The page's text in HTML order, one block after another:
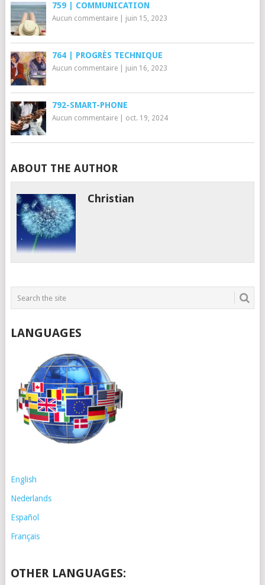
759 | COMMUNICATION
Aucun commentaire| juin 15, 2023
764 | PROGRÈS TECHNIQUE
Aucun commentaire| juin 16, 2023
792-SMART-PHONE
Aucun commentaire| oct. 19, 2024
ABOUT THE AUTHOR
Christian
LANGUAGES
English
Nederlands
Español
Français
OTHER LANGUAGES: